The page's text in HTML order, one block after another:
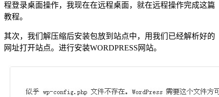
程登录桌面操作，我现在在远程桌面，就在远程操作完成这篇
教程。
其次，我们解压缩后安装包放到站点中，用我们已经解析好的
网址打开站点。进行安装WORDPRESS网站。